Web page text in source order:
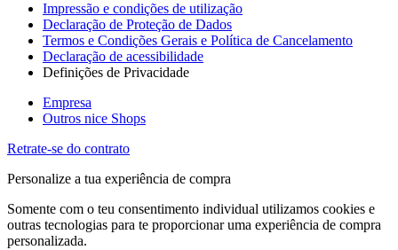
Impressão e condições de utilização
Declaração de Proteção de Dados
Termos e Condições Gerais e Política de Cancelamento
Declaração de acessibilidade
Definições de Privacidade
Empresa
Outros nice Shops
Retrate-se do contrato
Personalize a tua experiência de compra
Somente com o teu consentimento individual utilizamos cookies e
outras tecnologias para te proporcionar uma experiência de compra
personalizada.